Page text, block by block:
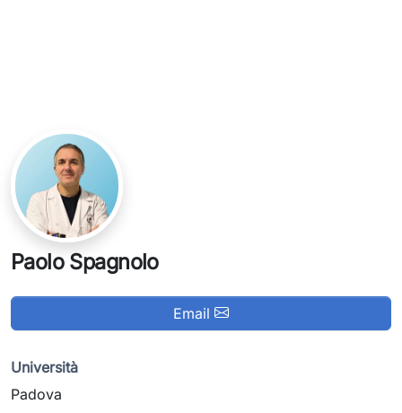
Paolo Spagnolo
Email
Università
Padova